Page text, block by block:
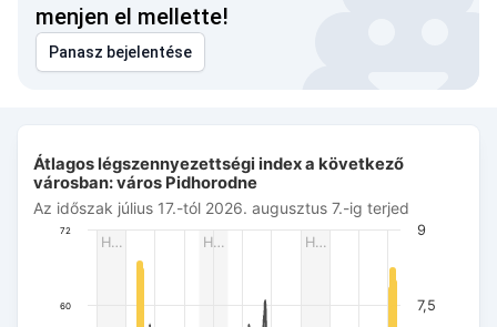
menjen el mellette!
Panasz bejelentése
Combination chart with 3 data series.
Az időszak július 17.-tól 2026. augusztus 7.-ig terjed
The chart has 1 X axis displaying Dátum. Data ranges from
The chart has 3 Y axes displaying AQI PM2.5, Wind power
H…
H…
H…
Átlagos légszennyezettségi index a következő
városban: város Pidhorodne
Az időszak július 17.-tól 2026. augusztus 7.-ig terjed
60
72
7,5
9